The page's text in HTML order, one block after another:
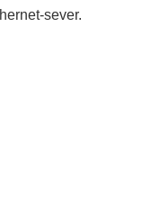
sever.